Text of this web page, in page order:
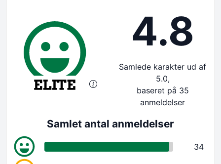
4.8
Samlede karakter ud af
5.0,
baseret på 35
anmeldelser
Samlet antal anmeldelser
34